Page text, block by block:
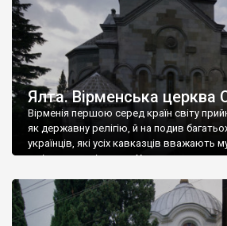
Ялта. Вірменська церква
Вірменія першою серед країн світу
як державну релігію, й на подив
українців, які усіх кавказців вважають
є відданими вірянами Христа